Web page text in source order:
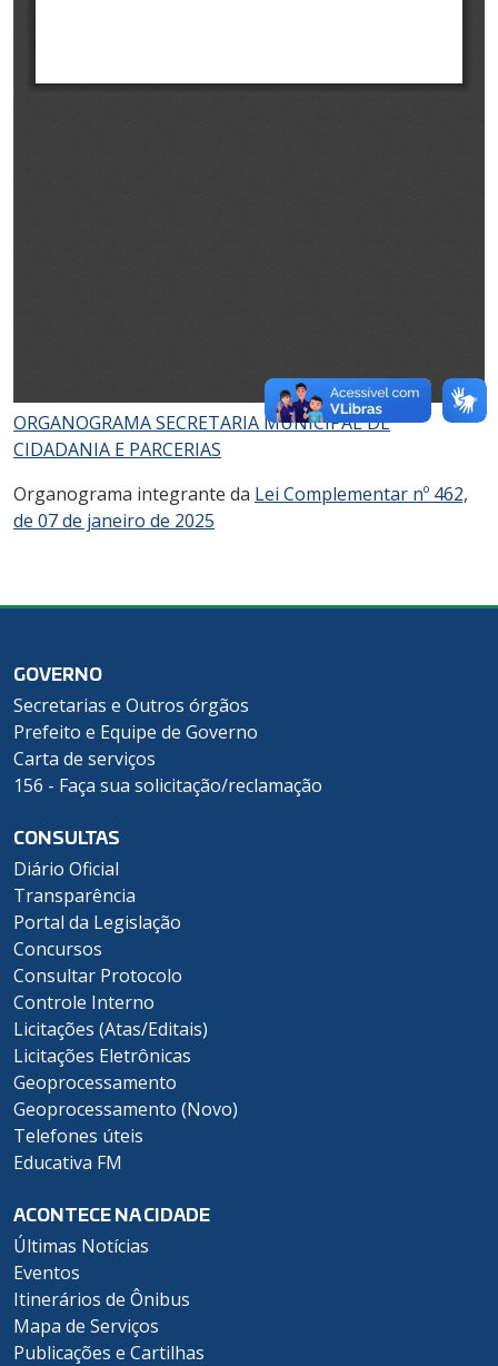
ORGANOGRAMA SECRETARIA MUNICIPAL DE
CIDADANIA E PARCERIAS
Organograma integrante da Lei Complementar nº 462,
de 07 de janeiro de 2025
GOVERNO
Secretarias e Outros órgãos
Prefeito e Equipe de Governo
Carta de serviços
156 - Faça sua solicitação/reclamação
CONSULTAS
Diário Oficial
Transparência
Portal da Legislação
Concursos
Consultar Protocolo
Controle Interno
Licitações (Atas/Editais)
Licitações Eletrônicas
Geoprocessamento
Geoprocessamento (Novo)
Telefones úteis
Educativa FM
ACONTECE NA CIDADE
Últimas Notícias
Eventos
Itinerários de Ônibus
Mapa de Serviços
Publicações e Cartilhas